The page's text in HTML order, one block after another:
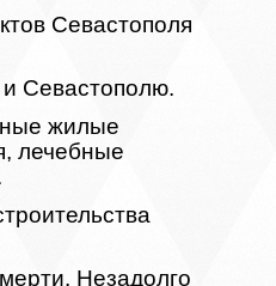
Севастополя
Севастополю.
жилые
лечебные
Незадолго